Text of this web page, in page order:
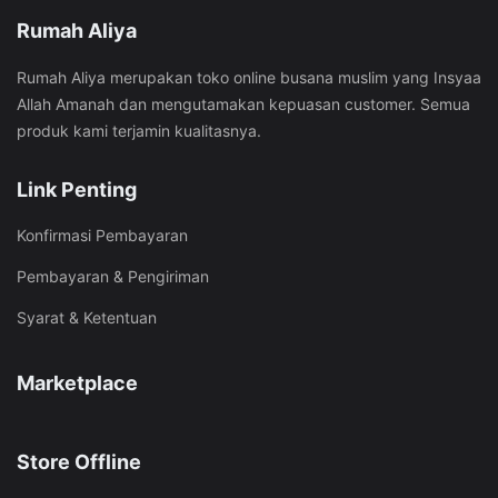
Rumah Aliya
Rumah Aliya merupakan toko online busana muslim yang Insyaa
Allah Amanah dan mengutamakan kepuasan customer. Semua
produk kami terjamin kualitasnya.
Link Penting
Konfirmasi Pembayaran
Pembayaran & Pengiriman
Syarat & Ketentuan
Marketplace
Store Offline